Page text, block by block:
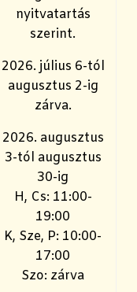
nyitvatartás
szerint.
2026. július 6-tól
augusztus 2-ig
zárva.
2026. augusztus
3-tól augusztus
30-ig
H, Cs: 11:00-
19:00
K, Sze, P: 10:00-
17:00
Szo: zárva